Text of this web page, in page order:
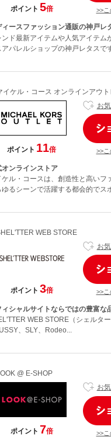
ポイント 5倍 >>
ィースファッション通販の神戸レ
ンド最新アイテムや人気アイテム
アパレルショップの神戸レタスで
イケル・コース オンラインアウ
ポイント 11倍
お
>>
オンラインストア
ケル・コースは、創造性と高いフ
ゆるシーンで活躍する都会的でス
WEB STORE
ポイント 3倍
お
>>
ィシャルサイトならではの豊富な
WEB STORE（シェルタ
、SLY、Rodeo...
@ E-SHOP
ポイント 7倍
お
>>